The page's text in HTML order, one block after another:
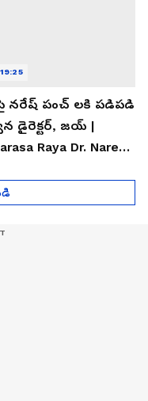
నరేష్ పంచ్ లకి పడిపడి
డైరెక్టర్, జయ్ |
Raya Dr. Naresh
19:25